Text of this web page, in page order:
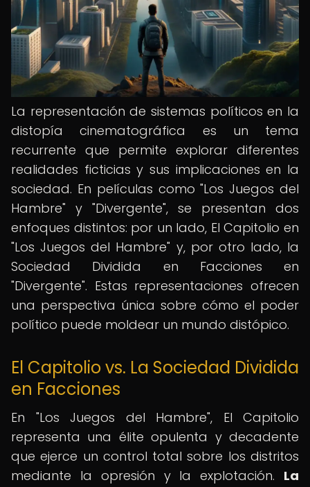
La representación de sistemas políticos en la
distopía cinematográfica es un tema
recurrente que permite explorar diferentes
realidades ficticias y sus implicaciones en la
sociedad. En películas como "Los Juegos del
Hambre" y "Divergente", se presentan dos
enfoques distintos: por un lado, El Capitolio en
"Los Juegos del Hambre" y, por otro lado, la
Sociedad Dividida en Facciones en
"Divergente". Estas representaciones ofrecen
una perspectiva única sobre cómo el poder
político puede moldear un mundo distópico.
El Capitolio vs. La Sociedad Dividida
en Facciones
En "Los Juegos del Hambre", El Capitolio
representa una élite opulenta y decadente
que ejerce un control total sobre los distritos
mediante la opresión y la explotación. La